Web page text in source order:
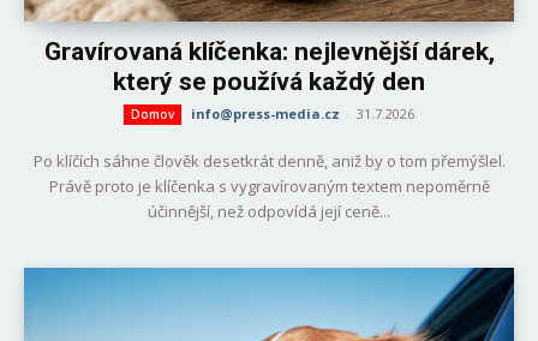
Gravírovaná klíčenka: nejlevnější dárek,
který se používá každý den
Domov info@press-media.cz - 31.7.2026
Po klíčích sáhne člověk desetkrát denně, aniž by o tom přemýšlel.
Právě proto je klíčenka s vygravírovaným textem nepoměrně
účinnější, než odpovídá její ceně...